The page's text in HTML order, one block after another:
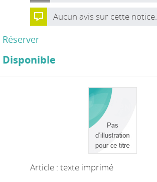
Aucun avis sur cette notice.
Réserver
Disponible
Article : texte imprimé